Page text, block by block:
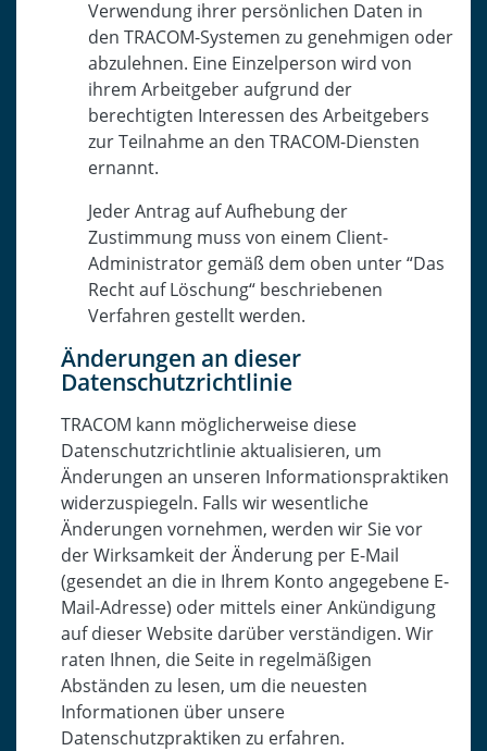
Verwendung ihrer persönlichen Daten in
den TRACOM-Systemen zu genehmigen oder
abzulehnen. Eine Einzelperson wird von
ihrem Arbeitgeber aufgrund der
berechtigten Interessen des Arbeitgebers
zur Teilnahme an den TRACOM-Diensten
ernannt.
Jeder Antrag auf Aufhebung der
Zustimmung muss von einem Client-
Administrator gemäß dem oben unter “Das
Recht auf Löschung“ beschriebenen
Verfahren gestellt werden.
Änderungen an dieser
Datenschutzrichtlinie
TRACOM kann möglicherweise diese
Datenschutzrichtlinie aktualisieren, um
Änderungen an unseren Informationspraktiken
widerzuspiegeln. Falls wir wesentliche
Änderungen vornehmen, werden wir Sie vor
der Wirksamkeit der Änderung per E-Mail
(gesendet an die in Ihrem Konto angegebene E-
Mail-Adresse) oder mittels einer Ankündigung
auf dieser Website darüber verständigen. Wir
raten Ihnen, die Seite in regelmäßigen
Abständen zu lesen, um die neuesten
Informationen über unsere
Datenschutzpraktiken zu erfahren.